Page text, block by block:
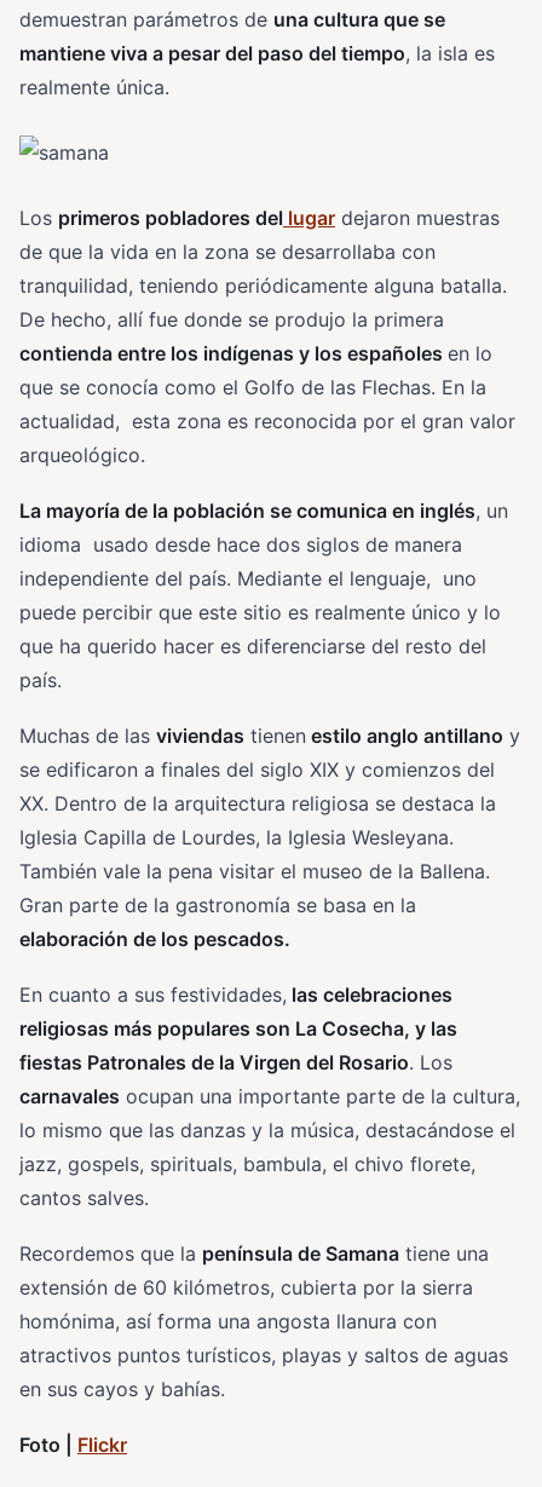
demuestran parámetros de una cultura que se
mantiene viva a pesar del paso del tiempo, la isla es
realmente única.
Los primeros pobladores del lugar dejaron muestras
de que la vida en la zona se desarrollaba con
tranquilidad, teniendo periódicamente alguna batalla.
De hecho, allí fue donde se produjo la primera
contienda entre los indígenas y los españoles en lo
que se conocía como el Golfo de las Flechas. En la
actualidad, esta zona es reconocida por el gran valor
arqueológico.
La mayoría de la población se comunica en inglés, un
idioma usado desde hace dos siglos de manera
independiente del país. Mediante el lenguaje, uno
puede percibir que este sitio es realmente único y lo
que ha querido hacer es diferenciarse del resto del
país.
Muchas de las viviendas tienen estilo anglo antillano y
se edificaron a finales del siglo XIX y comienzos del
XX. Dentro de la arquitectura religiosa se destaca la
Iglesia Capilla de Lourdes, la Iglesia Wesleyana.
También vale la pena visitar el museo de la Ballena.
Gran parte de la gastronomía se basa en la
elaboración de los pescados.
En cuanto a sus festividades, las celebraciones
religiosas más populares son La Cosecha, y las
fiestas Patronales de la Virgen del Rosario. Los
carnavales ocupan una importante parte de la cultura,
lo mismo que las danzas y la música, destacándose el
jazz, gospels, spirituals, bambula, el chivo florete,
cantos salves.
Recordemos que la península de Samana tiene una
extensión de 60 kilómetros, cubierta por la sierra
homónima, así forma una angosta llanura con
atractivos puntos turísticos, playas y saltos de aguas
en sus cayos y bahías.
Foto | Flickr